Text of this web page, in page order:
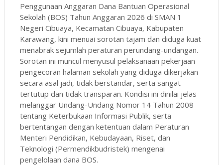
Penggunaan Anggaran Dana Bantuan Operasional
Sekolah (BOS) Tahun Anggaran 2026 di SMAN 1
Negeri Cibuaya, Kecamatan Cibuaya, Kabupaten
Karawang, kini menuai sorotan tajam dan diduga kuat
menabrak sejumlah peraturan perundang-undangan.
Sorotan ini muncul menyusul pelaksanaan pekerjaan
pengecoran halaman sekolah yang diduga dikerjakan
secara asal jadi, tidak berstandar, serta sangat
tertutup dan tidak transparan. Kondisi ini dinilai jelas
melanggar Undang-Undang Nomor 14 Tahun 2008
tentang Keterbukaan Informasi Publik, serta
bertentangan dengan ketentuan dalam Peraturan
Menteri Pendidikan, Kebudayaan, Riset, dan
Teknologi (Permendikbudristek) mengenai
pengelolaan dana BOS.